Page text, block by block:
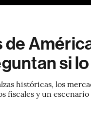
de
si
históricas, los
fiscales y un